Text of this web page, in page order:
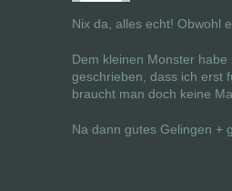
Nix da, alles echt! Obwohl
Dem kleinen Monster
geschrieben, dass ich erst
braucht man doch keine
Na dann gutes Gelingen +